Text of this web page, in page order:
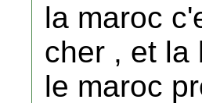
la maroc
cher , et la
le maroc